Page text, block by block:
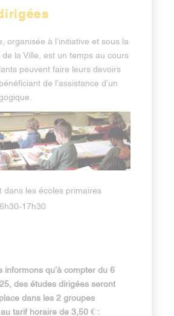
organisée à l’initiative et sous la
de la Ville, est un temps au cours
peuvent faire leurs devoirs
de l’assistance d’un
dans les écoles primaires
17h30
informons qu’à compter du 6
des études dirigées seront
dans les 2 groupes
tarif horaire de 3,50 € :